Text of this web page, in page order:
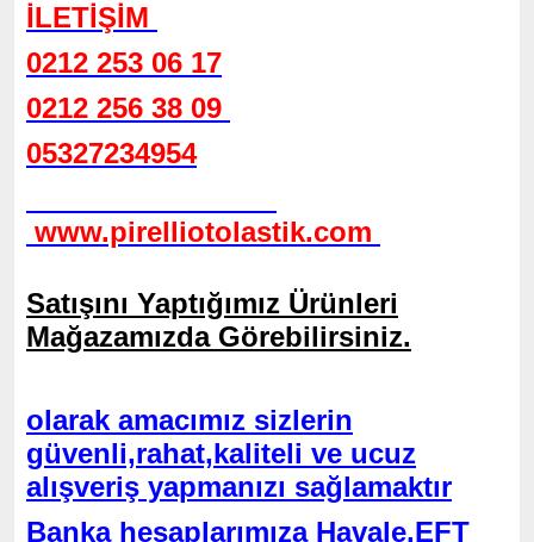
İLETİŞİM
0212 253 06 17
0212 256 38 09
05327234954
www.pirelliotolastik.com
Satışını Yaptığımız Ürünleri
Mağazamızda Görebilirsiniz.
olarak amacımız sizlerin
güvenli,rahat,kaliteli ve ucuz
alışveriş yapmanızı sağlamaktır
Banka hesaplarımıza Havale,EFT